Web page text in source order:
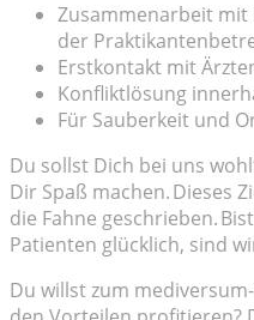
Zusammenarbeit mit
der
Erstkontakt mit
Konfliktlösung
Für Sauberkeit und
Du sollst Dich bei uns
Dir Spaß machen. Dieses
die Fahne geschrieben.
Patienten glücklich, sind
Du willst zum